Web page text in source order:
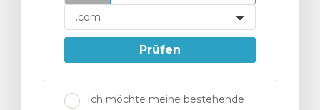
Prüfen
Ich möchte meine bestehende